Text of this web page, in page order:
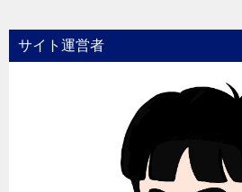
サイト運営者